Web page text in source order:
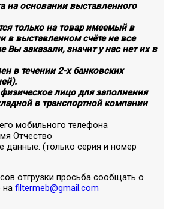
на основании выставленного
только на товар имеемый в
в выставленном счёте не все
Вы заказали, значит у нас нет их в
в течении 2-х банковских
лицо для заполнения
в транспортной компании
мобильного телефона
Отчество
данные: (только серия и номер
отгрузки просьба сообщать о
на filtermeb@gmail.com